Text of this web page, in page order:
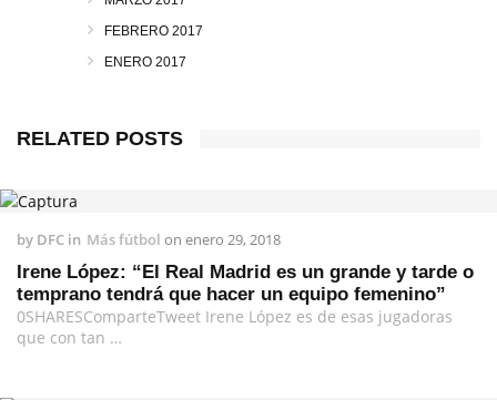
FEBRERO 2017
ENERO 2017
RELATED POSTS
by DFC in Más fútbol on enero 29, 2018
Irene López: “El Real Madrid es un grande y tarde o
temprano tendrá que hacer un equipo femenino”
0SHARESComparteTweet Irene López es de esas jugadoras
que con tan …